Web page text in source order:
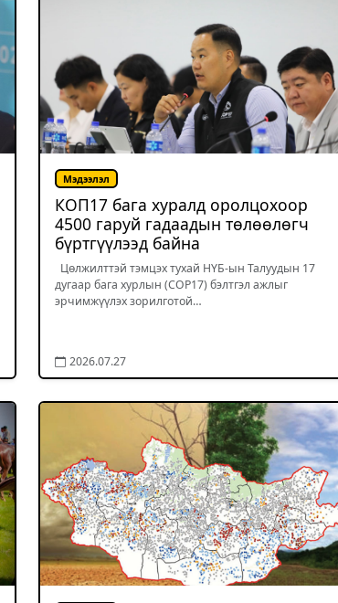
Мэдээлэл
КОП17 бага хуралд оролцохоор
4500 гаруй гадаадын төлөөлөгч
бүртгүүлээд байна
Цөлжилттэй тэмцэх тухай НҮБ-ын Талуудын 17
дугаар бага хурлын (COP17) бэлтгэл ажлыг
эрчимжүүлэх зорилготой…
2026.07.27